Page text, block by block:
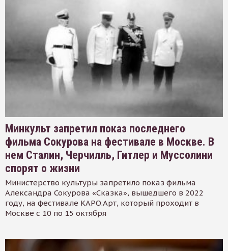
Минкульт запретил показ последнего
фильма Сокурова на фестивале в Москве. В
нем Сталин, Черчилль, Гитлер и Муссолини
спорят о жизни
Министерство культуры запретило показ фильма
Александра Сокурова «Сказка», вышедшего в 2022
году, на фестивале КАРО.Арт, который проходит в
Москве с 10 по 15 октября